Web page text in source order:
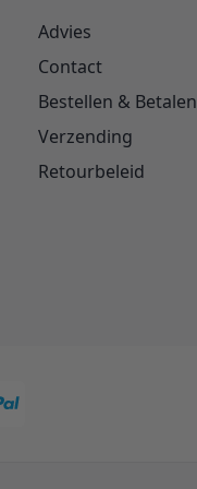
Advies
Contact
Bestellen & Betalen
Verzending
Retourbeleid